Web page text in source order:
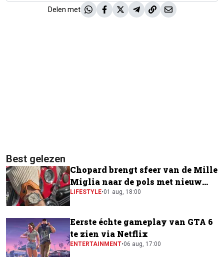
Delen met
Best gelezen
Chopard brengt sfeer van de Mille
Miglia naar de pols met nieuw
horloge
LIFESTYLE•01 aug, 18:00
Eerste échte gameplay van GTA 6
te zien via Netflix
ENTERTAINMENT•06 aug, 17:00